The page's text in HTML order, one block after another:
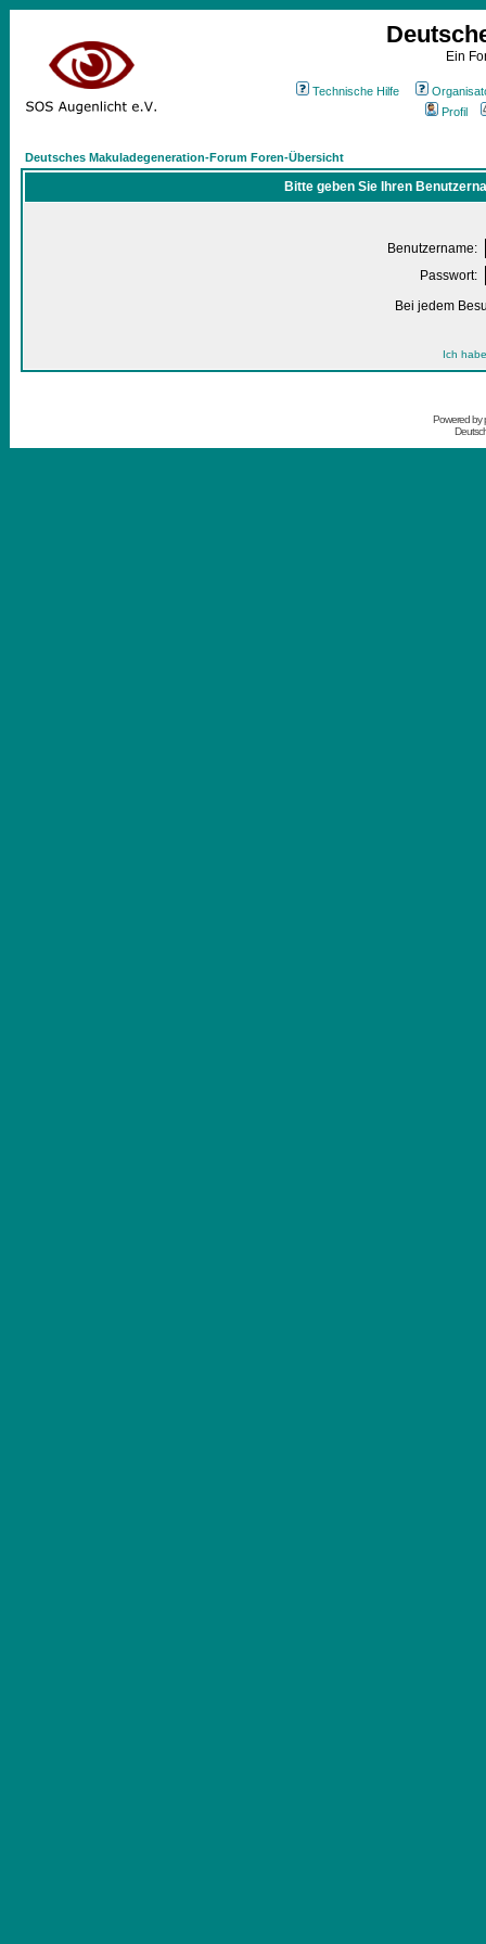
Ein
Technische Hilfe
Profil
Deutsches Makuladegeneration-Forum Foren-Übersicht
Bitte geben Sie Ihren
Benutzername:
Passwort:
Bei jedem
Ich
Powered by